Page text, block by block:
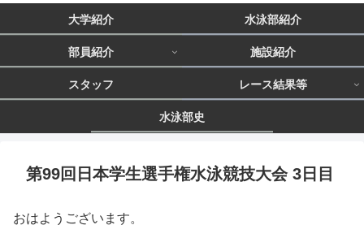
大学紹介 水泳部紹介
部員紹介 施設紹介
スタッフ レース結果等
水泳部史
第99回日本学生選手権水泳競技大会 3日目
おはようございます。